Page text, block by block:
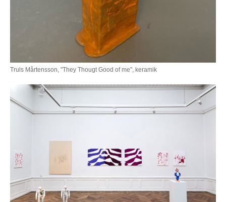
Truls Mårtensson, "They Thougt Good of me", keramik